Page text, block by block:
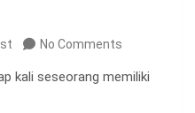
No Comments
kali seseorang memiliki